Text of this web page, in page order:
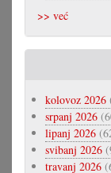
>> već
kolovoz 2026
srpanj 2026
lipanj 2026
svibanj 2026
travanj 2026